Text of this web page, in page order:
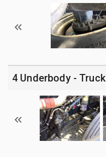
4 Underbody - Truck